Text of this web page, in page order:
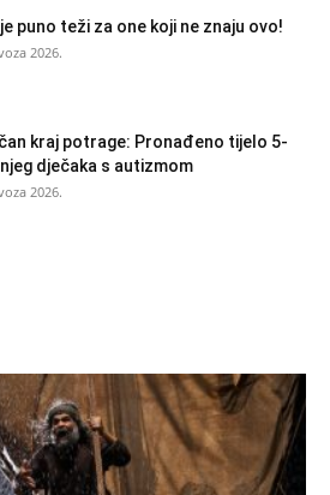
puno teži za one koji ne znaju ovo!
2026.
kraj potrage: Pronađeno tijelo 5-
dječaka s autizmom
2026.